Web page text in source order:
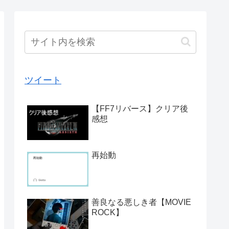
ツイート
【FF7リバース】クリア後
感想
再始動
善良なる悪しき者【MOVIE
ROCK】